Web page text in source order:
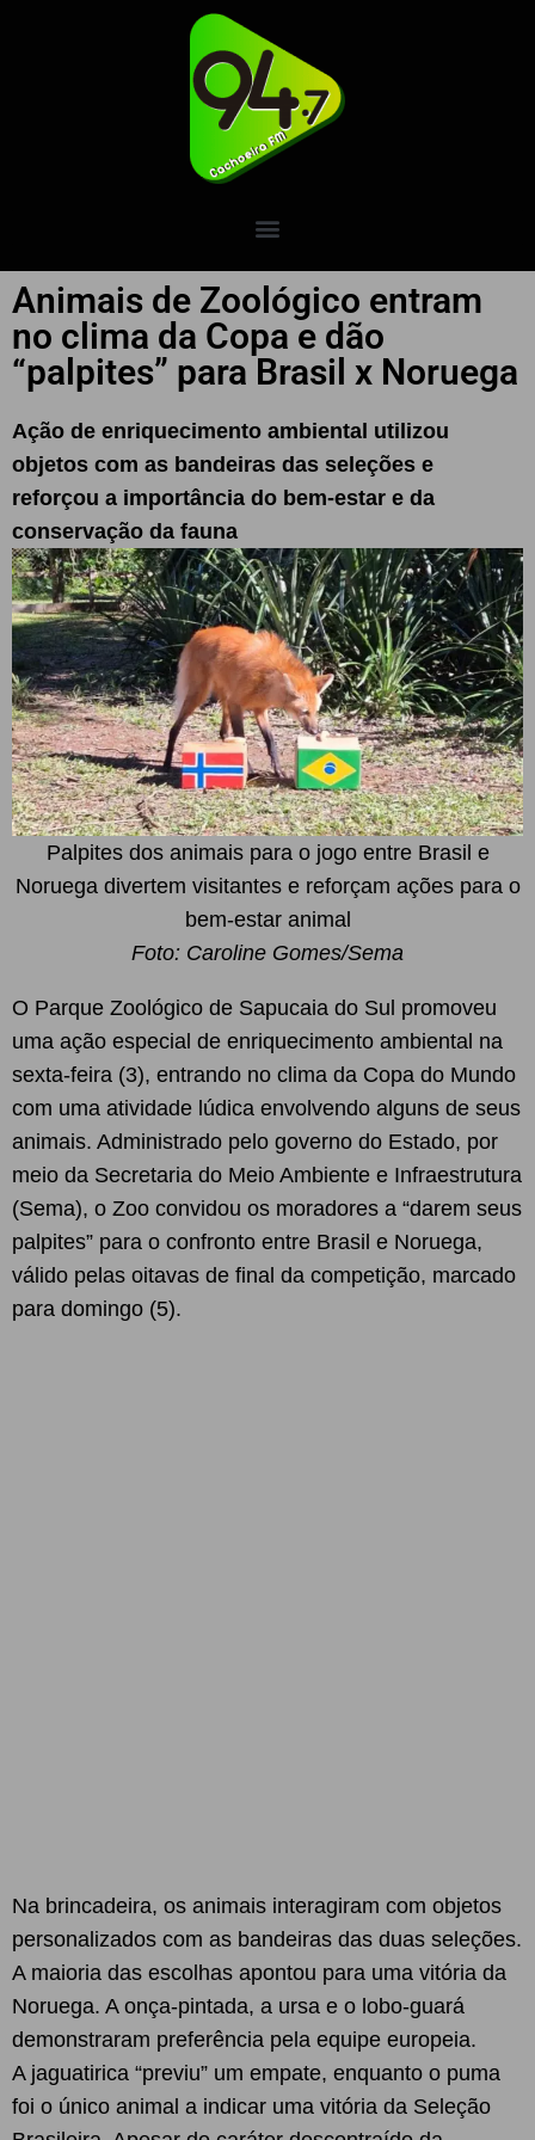
Animais de Zoológico entram
no clima da Copa e dão
“palpites” para Brasil x Noruega
Ação de enriquecimento ambiental utilizou
objetos com as bandeiras das seleções e
reforçou a importância do bem-estar e da
conservação da fauna
Palpites dos animais para o jogo entre Brasil e
Noruega divertem visitantes e reforçam ações para o
bem-estar animal
Foto: Caroline Gomes/Sema
O Parque Zoológico de Sapucaia do Sul promoveu
uma ação especial de enriquecimento ambiental na
sexta-feira (3), entrando no clima da Copa do Mundo
com uma atividade lúdica envolvendo alguns de seus
animais. Administrado pelo governo do Estado, por
meio da Secretaria do Meio Ambiente e Infraestrutura
(Sema), o Zoo convidou os moradores a “darem seus
palpites” para o confronto entre Brasil e Noruega,
válido pelas oitavas de final da competição, marcado
para domingo (5).
Na brincadeira, os animais interagiram com objetos
personalizados com as bandeiras das duas seleções.
A maioria das escolhas apontou para uma vitória da
Noruega. A onça-pintada, a ursa e o lobo-guará
demonstraram preferência pela equipe europeia.
A jaguatirica “previu” um empate, enquanto o puma
foi o único animal a indicar uma vitória da Seleção